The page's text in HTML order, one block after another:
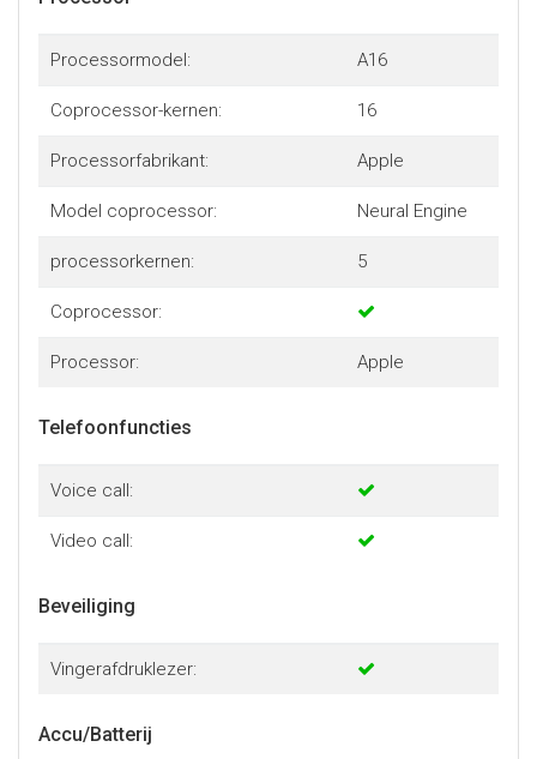
Processormodel: A16
Coprocessor-kernen: 16
Processorfabrikant: Apple
Model coprocessor: Neural Engine
processorkernen: 5
Coprocessor:
Processor: Apple
Telefoonfuncties
Voice call:
Video call:
Beveiliging
Vingerafdruklezer:
Accu/Batterij